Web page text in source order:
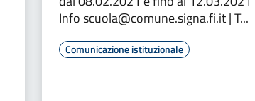
Info scuola@comune.signa.fi.it | T...
Comunicazione istituzionale